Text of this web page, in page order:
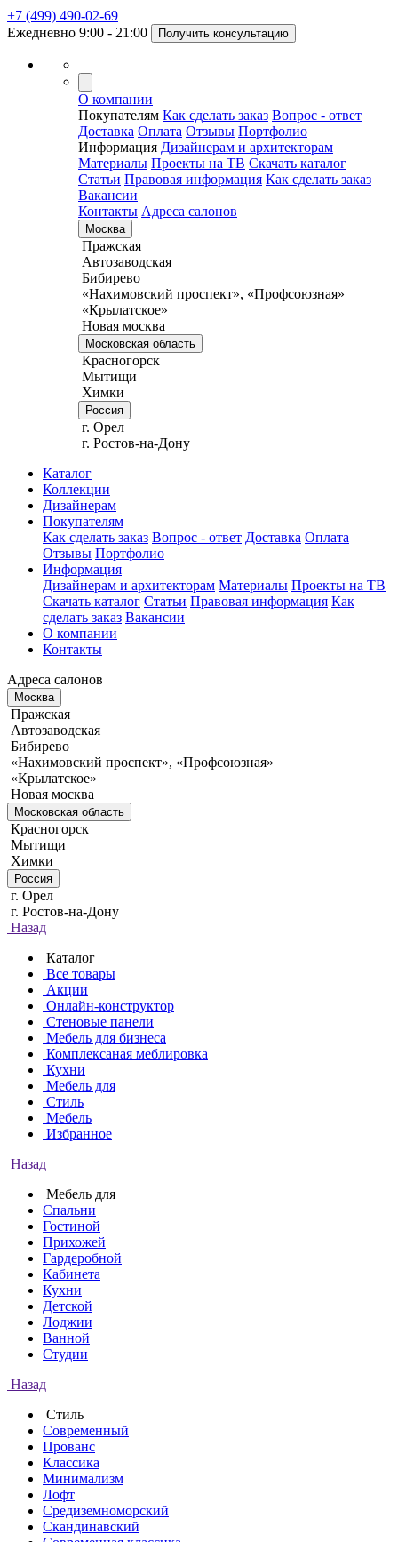
+7 (499) 490-02-69
Ежедневно 9:00 - 21:00
Получить консультацию
О компании
Покупателям Как сделать заказ Вопрос - ответ
Доставка Оплата Отзывы Портфолио
Информация Дизайнерам и архитекторам
Материалы Проекты на ТВ Скачать каталог
Статьи Правовая информация Как сделать заказ
Вакансии
Контакты Адреса салонов
Москва
Пражская
Автозаводская
Бибирево
«Нахимовский проспект», «Профсоюзная»
«Крылатское»
Новая москва
Московская область
Красногорск
Мытищи
Химки
Россия
г. Орел
г. Ростов-на-Дону
Каталог
Коллекции
Дизайнерам
Покупателям
Как сделать заказ Вопрос - ответ Доставка Оплата
Отзывы Портфолио
Информация
Дизайнерам и архитекторам Материалы Проекты на ТВ
Скачать каталог Статьи Правовая информация Как
сделать заказ Вакансии
О компании
Контакты
Адреса салонов
Москва
Пражская
Автозаводская
Бибирево
«Нахимовский проспект», «Профсоюзная»
«Крылатское»
Новая москва
Московская область
Красногорск
Мытищи
Химки
Россия
г. Орел
г. Ростов-на-Дону
Назад
Каталог
Все товары
Акции
Онлайн-конструктор
Стеновые панели
Мебель для бизнеса
Комплексаная меблировка
Кухни
Мебель для
Стиль
Мебель
Избранное
Назад
Мебель для
Спальни
Гостиной
Прихожей
Гардеробной
Кабинета
Кухни
Детской
Лоджии
Ванной
Студии
Назад
Стиль
Современный
Прованс
Классика
Минимализм
Лофт
Средиземноморский
Скандинавский